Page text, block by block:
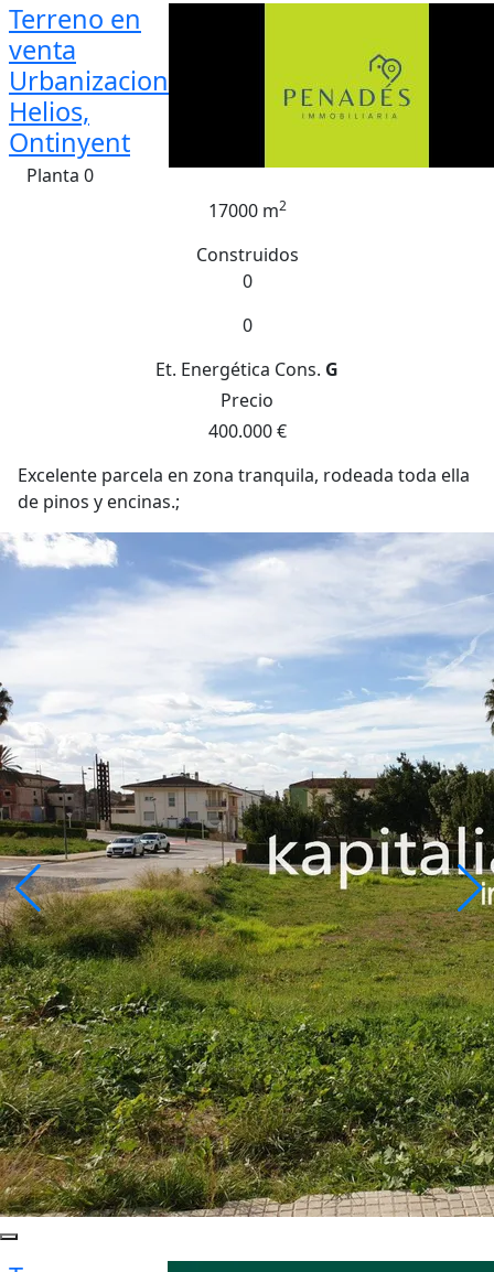
Terreno en
venta
Urbanizacion
Helios,
Ontinyent
Planta 0
17000 m2
Construidos
0
0
Et. Energética Cons. G
Precio
400.000 €
Excelente parcela en zona tranquila, rodeada toda ella
de pinos y encinas.;